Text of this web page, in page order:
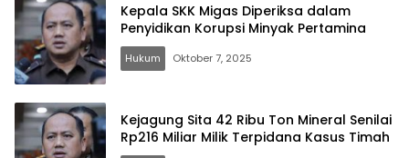
Kepala SKK Migas Diperiksa dalam
Penyidikan Korupsi Minyak Pertamina
Hukum Oktober 7, 2025
Kejagung Sita 42 Ribu Ton Mineral Senilai
Rp216 Miliar Milik Terpidana Kasus Timah